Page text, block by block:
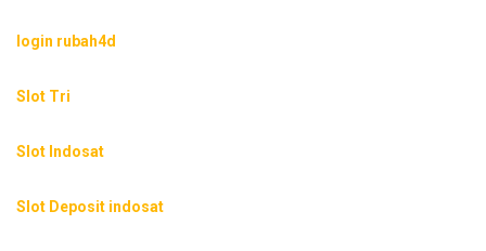
login rubah4d
Slot Tri
Slot Indosat
Slot Deposit indosat